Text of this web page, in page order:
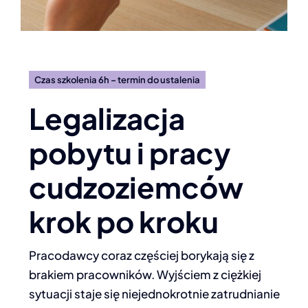
Czas szkolenia 6h – termin do ustalenia
Legalizacja
pobytu i pracy
cudzoziemców
krok po kroku
Pracodawcy coraz częściej borykają się z
brakiem pracowników. Wyjściem z ciężkiej
sytuacji staje się niejednokrotnie zatrudnianie